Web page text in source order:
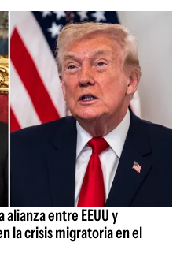
entre EEUU y
la crisis migratoria en el